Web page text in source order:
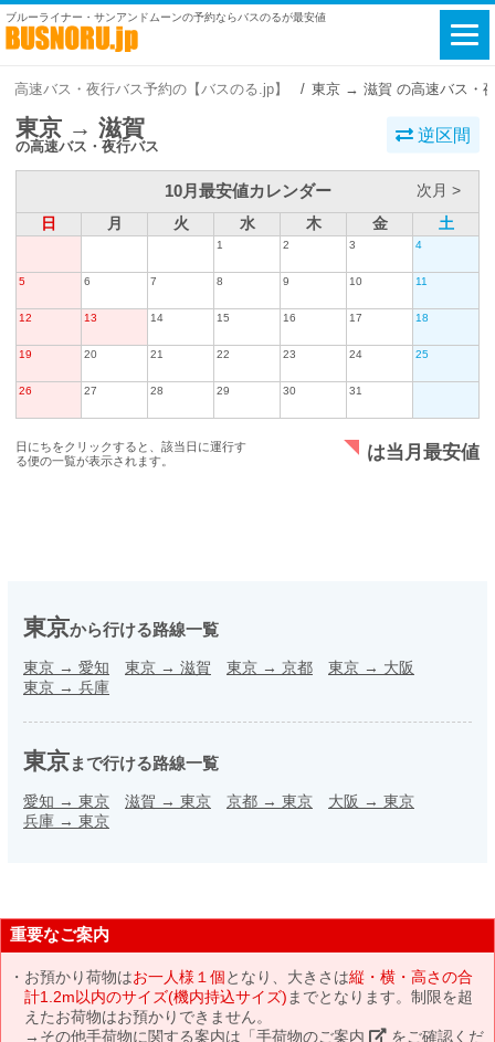
ブルーライナー・サンアンドムーンの予約ならバスのるが最安値
高速バス・夜行バス予約の【バスのる.jp】 東京 → 滋賀 の高速バス・
東京 → 滋賀
の高速バス・夜行バス
逆区間
10月最安値カレンダー
次月 >
日
月 火 水 木 金 土
1 2 3 4
5 6 7 8 9 10 11
12 13 14 15 16 17 18
19 20 21 22 23 24 25
26 27 28 29 30 31
日にちをクリックすると、該当日に運行す
る便の一覧が表示されます。
は当月最安値
東京から行ける路線一覧
東京 → 愛知 東京 → 滋賀 東京 → 京都 東京 → 大阪
東京 → 兵庫
東京まで行ける路線一覧
愛知 → 東京 滋賀 → 東京 京都 → 東京 大阪 → 東京
兵庫 → 東京
重要なご案内
お預かり荷物はお一人様１個となり、大きさは縦・横・高さの合
計1.2m以内のサイズ(機内持込サイズ) までとなります。制限を超
えたお荷物はお預かりできません。
→その他手荷物に関する案内は 「手荷物のご案内」 をご確認くだ